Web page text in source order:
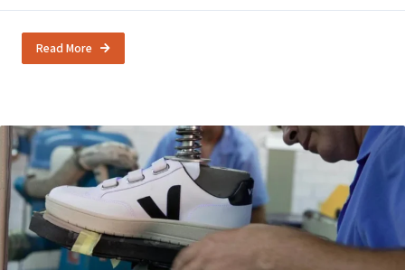
Read More